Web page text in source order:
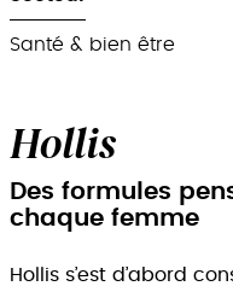
Hollis
Des formules
chaque femme
Hollis s’est d’abord
Santé & bien être